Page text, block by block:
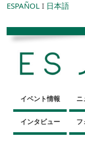
ESPAÑOL I 日本語
イベント情報 ニ
インタビュー フ